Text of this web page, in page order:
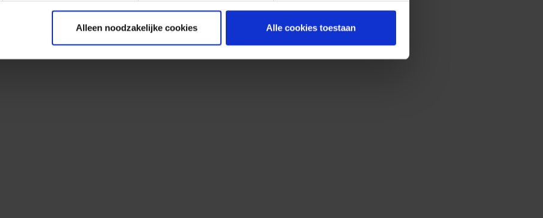
Alleen noodzakelijke cookies Alle cookies toestaan